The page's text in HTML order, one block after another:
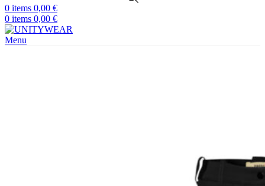
0 items 0,00 €
0 items 0,00 €
Menu